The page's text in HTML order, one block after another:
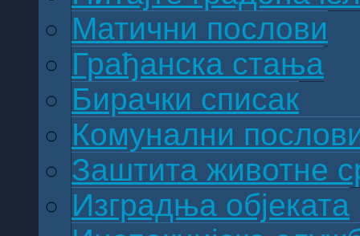
Матични послови
Грађанска стања
Бирачки списак
Комунални
Заштита животне
Изградња објеката